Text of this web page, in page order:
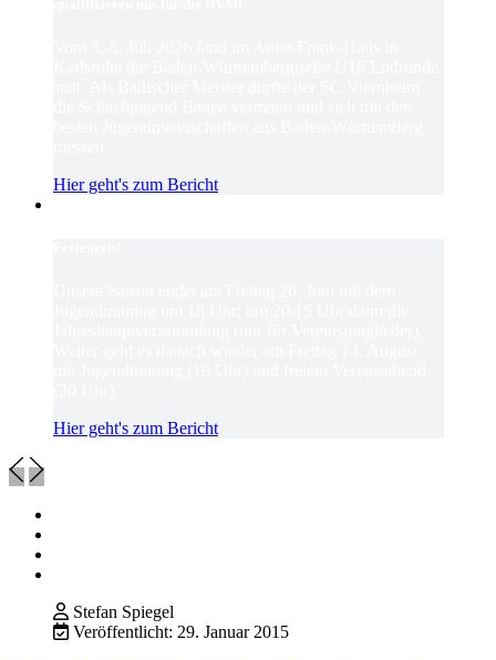
Hier geht's zum Bericht
Hier geht's zum Bericht
Stefan Spiegel
Veröffentlicht: 29. Januar 2015